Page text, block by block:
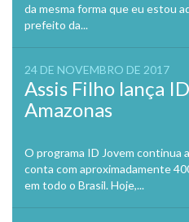
da mesma forma que eu estou
prefeito da...
24 DE NOVEMBRO DE 2017
Assis Filho lança
Amazonas
O programa ID Jovem continua
conta com aproximadamente
em todo o Brasil. Hoje,...